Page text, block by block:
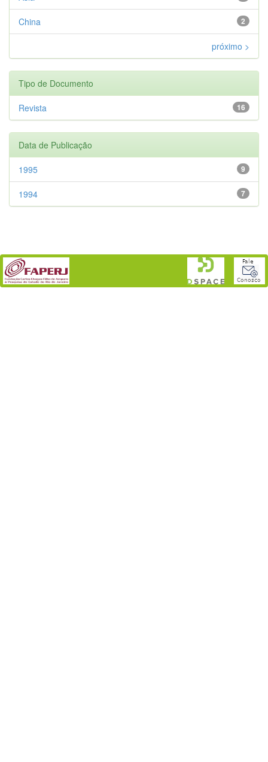
2
China
próximo >
Tipo de Documento
16
Revista
Data de Publicação
9
1995
7
1994